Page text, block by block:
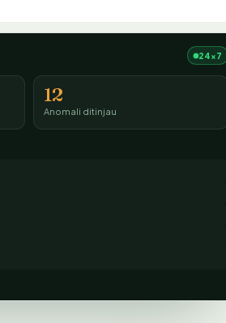
24×7
12
Anomali ditinjau